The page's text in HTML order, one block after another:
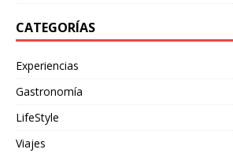
CATEGORÍAS
Experiencias
Gastronomía
LifeStyle
Viajes